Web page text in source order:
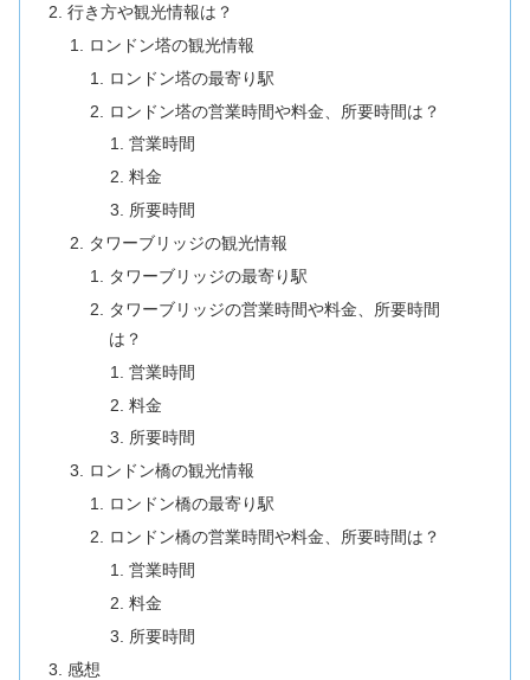
行き方や観光情報は？
ロンドン塔の観光情報
ロンドン塔の最寄り駅
ロンドン塔の営業時間や料金、所要時間は？
営業時間
料金
所要時間
タワーブリッジの観光情報
タワーブリッジの最寄り駅
タワーブリッジの営業時間や料金、所要時間
は？
営業時間
料金
所要時間
ロンドン橋の観光情報
ロンドン橋の最寄り駅
ロンドン橋の営業時間や料金、所要時間は？
営業時間
料金
所要時間
感想